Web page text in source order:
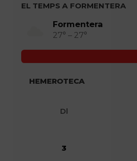
EL TEMPS A FORMENTERA
Formentera
27° – 27°
HEMEROTECA
Dl
3